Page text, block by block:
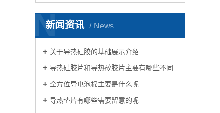
新闻资讯 News
N
关于导热硅胶的基础展示介绍
导热硅胶片和导热矽胶片主要有哪些不同
全方位导电泡棉主要是什么呢
导热垫片有哪些需要留意的呢